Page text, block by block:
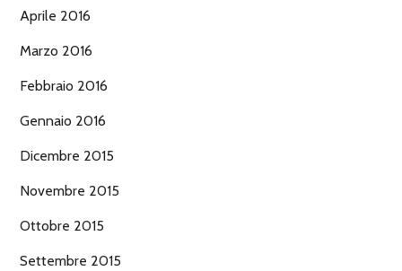
Aprile 2016
Marzo 2016
Febbraio 2016
Gennaio 2016
Dicembre 2015
Novembre 2015
Ottobre 2015
Settembre 2015